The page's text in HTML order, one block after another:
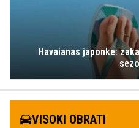
Havaianas japonke:
VISOKI OBRATI